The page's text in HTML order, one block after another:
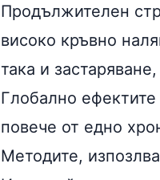
Продължителен
високо кръвно
така и
Глобално
повече от едно
Методите,